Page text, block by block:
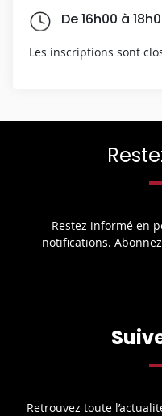
De 16h00 à
Les inscriptions sont
Restez informé en
notifications.
Retrouvez toute